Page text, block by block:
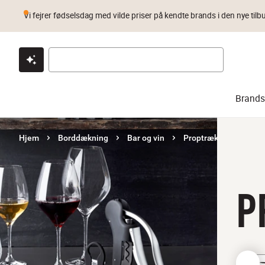
Klik & hent Byt i 1 år Prismatch
Vi fejrer fødselsdag med vilde priser på kendte brands i den nye
Brands
Hjem Borddækning Bar og vin Proptrækkere og